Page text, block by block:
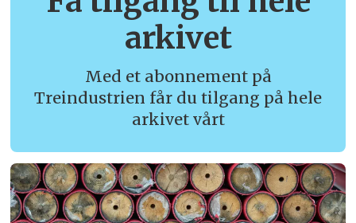
arkivet
Med et abonnement på
Treindustrien får du tilgang på hele
arkivet vårt